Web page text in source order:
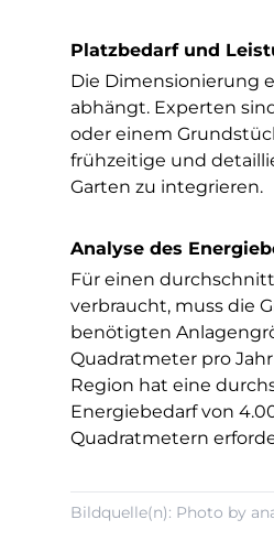
Platzbedarf und
Die Dimensionierung
abhängt. Experten
oder einem
frühzeitige und
Garten zu integrieren.
Analyse des
Für einen
verbraucht, muss die
benötigten
Quadratmeter pro
Region hat eine
Energiebedarf von
Quadratmetern
Bildquelle(n): Photo by